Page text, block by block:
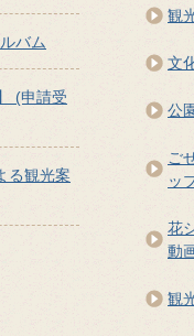
バム
(申請受
る観光案
観
文
公
ご
ッ
花
動
観